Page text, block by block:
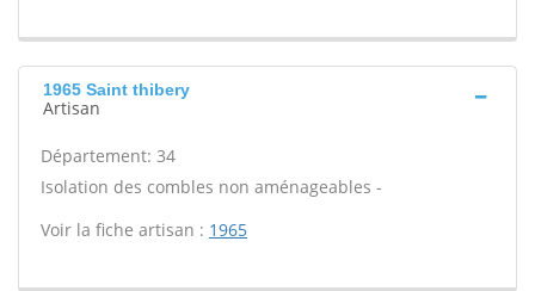
1965 Saint thibery
Artisan
Département: 34
Isolation des combles non aménageables -
Voir la fiche artisan : 1965